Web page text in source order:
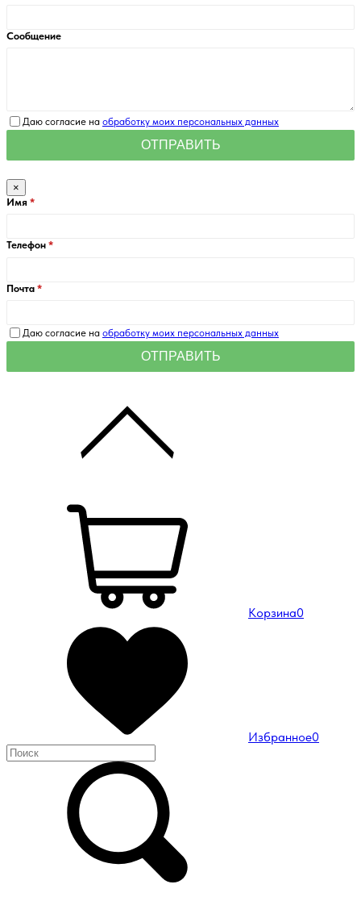
Сообщение
Даю согласие на обработку моих персональных данных
×
Имя
Телефон
Почта
Даю согласие на обработку моих персональных данных
Корзина0
Избранное0